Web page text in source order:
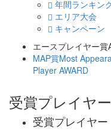
年間ランキン
エリア大会
キャンペーン
エースプレイヤー賞
MAP賞Most
Player AWARD
受賞プレイヤー
受賞プレイヤー